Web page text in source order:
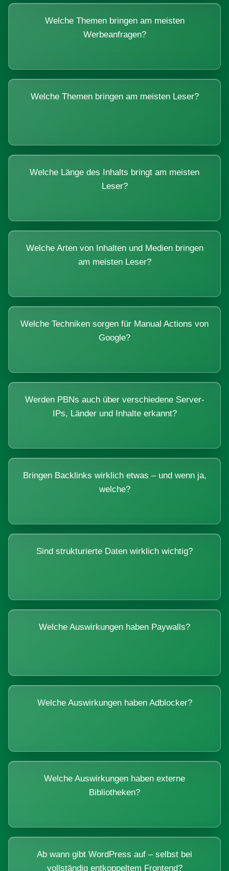
Welche Themen bringen am meisten
Werbeanfragen?
Welche Themen bringen am meisten Leser?
Welche Länge des Inhalts bringt am meisten
Leser?
Welche Arten von Inhalten und Medien bringen
am meisten Leser?
Welche Techniken sorgen für Manual Actions von
Google?
Werden PBNs auch über verschiedene Server-
IPs, Länder und Inhalte erkannt?
Bringen Backlinks wirklich etwas – und wenn ja,
welche?
Sind strukturierte Daten wirklich wichtig?
Welche Auswirkungen haben Paywalls?
Welche Auswirkungen haben Adblocker?
Welche Auswirkungen haben externe
Bibliotheken?
Ab wann gibt WordPress auf – selbst bei
vollständig entkoppeltem Frontend?